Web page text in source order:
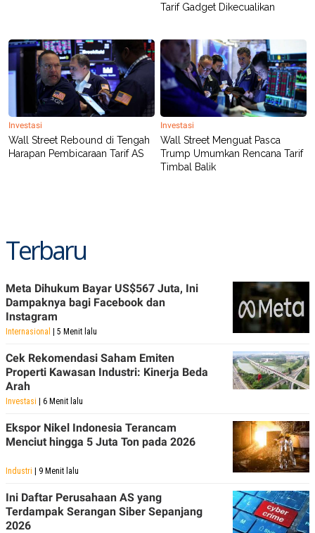
Tarif Gadget Dikecualikan
Investasi
Wall Street Rebound di Tengah
Harapan Pembicaraan Tarif AS
Investasi
Wall Street Menguat Pasca
Trump Umumkan Rencana Tarif
Timbal Balik
Terbaru
Meta Dihukum Bayar US$567 Juta, Ini
Dampaknya bagi Facebook dan
Instagram
Internasional | 5 Menit lalu
Cek Rekomendasi Saham Emiten
Properti Kawasan Industri: Kinerja Beda
Arah
Investasi | 6 Menit lalu
Ekspor Nikel Indonesia Terancam
Menciut hingga 5 Juta Ton pada 2026
Industri | 9 Menit lalu
Ini Daftar Perusahaan AS yang
Terdampak Serangan Siber Sepanjang
2026